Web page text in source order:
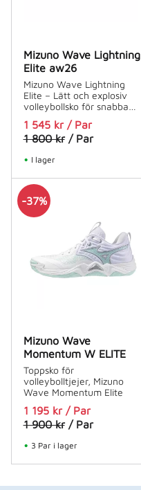
Mizuno Wave Lightning
Elite aw26
Mizuno Wave Lightning
Elite – Lätt och explosiv
volleybollsko för snabba
1 545kr / Par
1 800kr / Par
I lager
Mizuno Wave
Momentum W ELITE
Toppsko för
volleybolltjejer, Mizuno
Wave Momentum Elite
1 195kr / Par
1 900kr / Par
37%
3 Par i lager